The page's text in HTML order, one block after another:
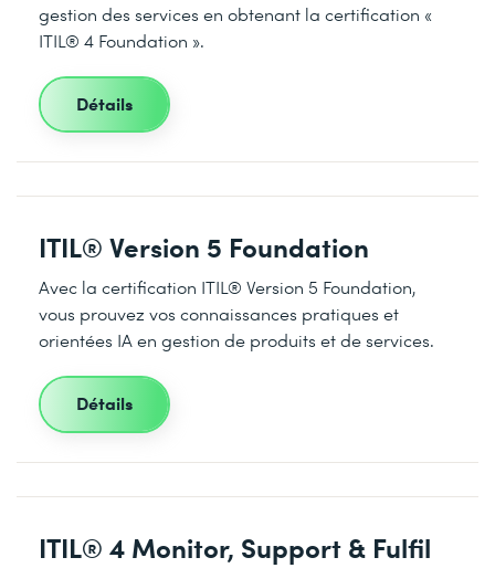
gestion des services en obtenant la certification «
ITIL® 4 Foundation ».
Détails
ITIL® Version 5 Foundation
Avec la certification ITIL® Version 5 Foundation,
vous prouvez vos connaissances pratiques et
orientées IA en gestion de produits et de services.
Détails
ITIL® 4 Monitor, Support & Fulfil